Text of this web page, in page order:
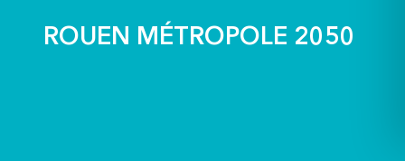
ROUEN MÉTROPOLE 2050